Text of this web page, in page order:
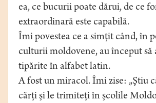
ea, ce bucurii poate dărui, de ce
extraordinară este capabilă.
Îmi povestea ce a simţit când, în
culturii moldovene, au început să
tipărite în alfabet latin.
A fost un miracol. Îmi zise: „Ştiu
cărţi şi le trimiteţi în şcolile